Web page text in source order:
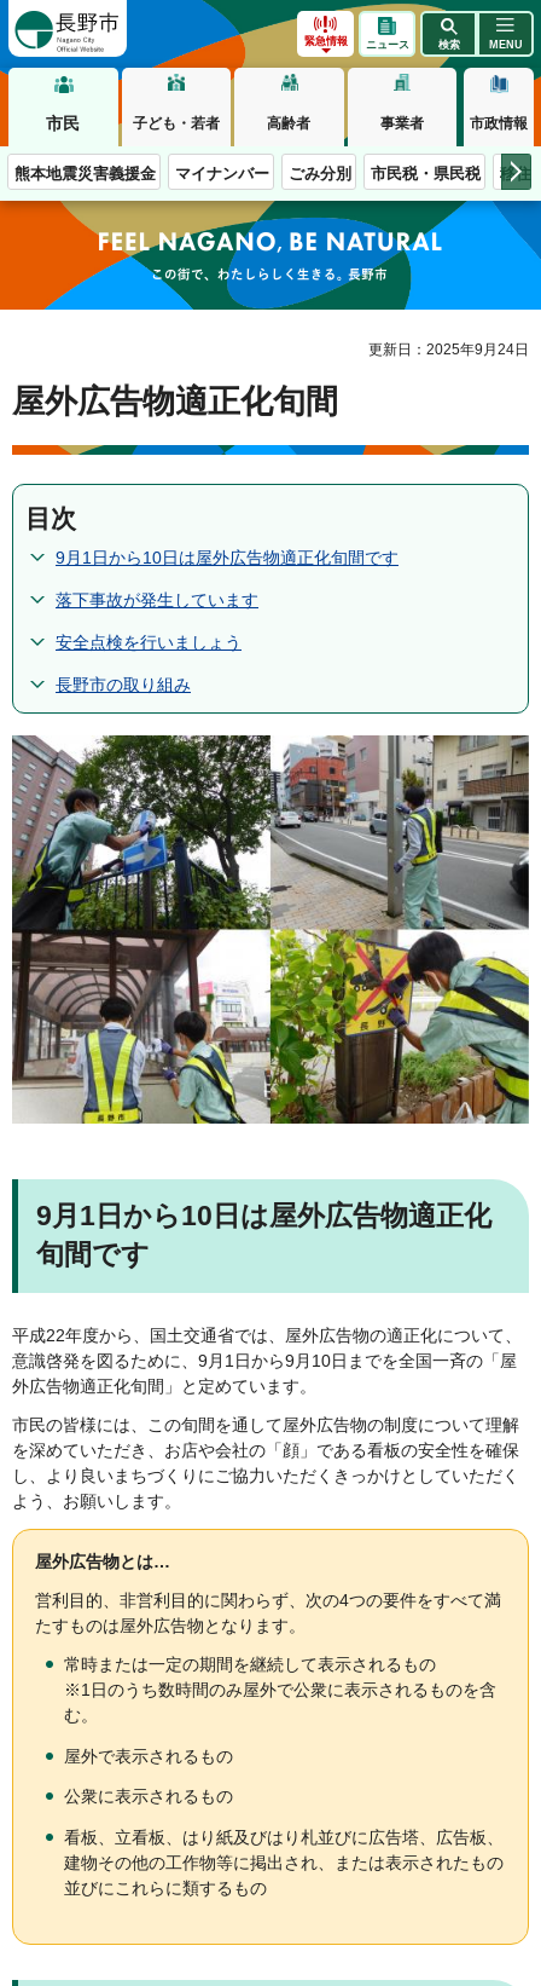
緊急情報 ニュース 検索 MENU
市民 子ども・若者 高齢者 事業者 市政情報
熊本地震災害義援金 マイナンバー ごみ分別 市民税・県民税 移住
この街で、わたしらしく生きる。長野市
更新日：2025年9月24日
屋外広告物適正化旬間
目次
9月1日から10日は屋外広告物適正化旬間です
落下事故が発生しています
安全点検を行いましょう
長野市の取り組み
9月1日から10日は屋外広告物適正化
旬間です
平成22年度から、国土交通省では、屋外広告物の適正化について、
意識啓発を図るために、9月1日から9月10日までを全国一斉の「屋
外広告物適正化旬間」と定めています。
市民の皆様には、この旬間を通して屋外広告物の制度について理解
を深めていただき、お店や会社の「顔」である看板の安全性を確保
し、より良いまちづくりにご協力いただくきっかけとしていただく
よう、お願いします。
屋外広告物とは…
営利目的、非営利目的に関わらず、次の4つの要件をすべて満
たすものは屋外広告物となります。
常時または一定の期間を継続して表示されるもの
※1日のうち数時間のみ屋外で公衆に表示されるものを含
む。
屋外で表示されるもの
公衆に表示されるもの
看板、立看板、はり紙及びはり札並びに広告塔、広告板、
建物その他の工作物等に掲出され、または表示されたもの
並びにこれらに類するもの